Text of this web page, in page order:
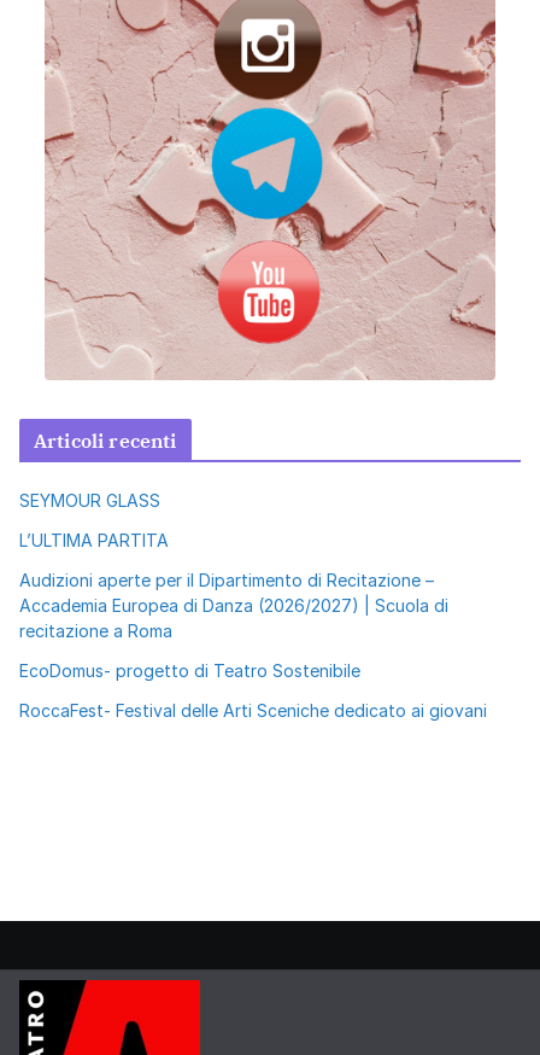
Articoli recenti
SEYMOUR GLASS
L’ULTIMA PARTITA
Audizioni aperte per il Dipartimento di Recitazione –
Accademia Europea di Danza (2026/2027) | Scuola di
recitazione a Roma
EcoDomus- progetto di Teatro Sostenibile
RoccaFest- Festival delle Arti Sceniche dedicato ai giovani